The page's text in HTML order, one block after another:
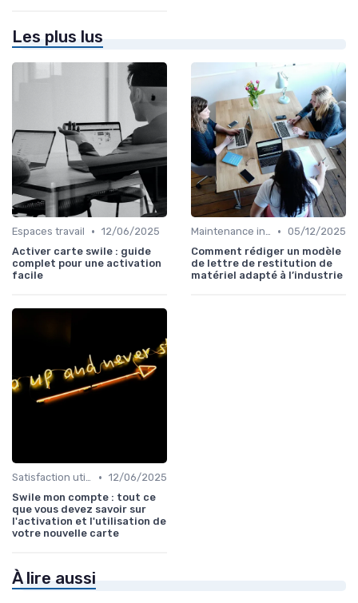
Les plus lus
Espaces travail • 12/06/2025
Activer carte swile : guide
complet pour une activation
facile
Maintenance infrastructures • 05/12/2025
Comment rédiger un modèle
de lettre de restitution de
matériel adapté à l’industrie
Satisfaction utilisateurs • 12/06/2025
Swile mon compte : tout ce
que vous devez savoir sur
l'activation et l'utilisation de
votre nouvelle carte
À lire aussi